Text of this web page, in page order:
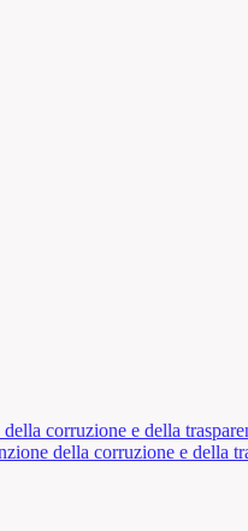
corruzione e della
della corruzione e della